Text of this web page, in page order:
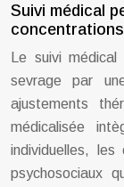
Suivi médical
Le suivi
sevrage par
ajustements
médicalisée
individuelles,
psychosociaux